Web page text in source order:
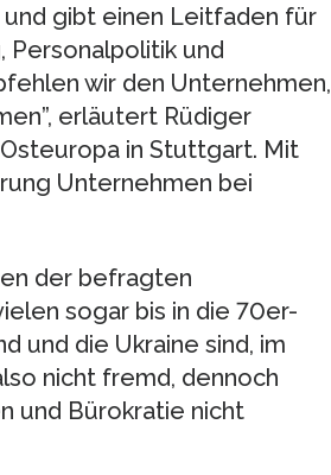
gibt einen Leitfaden für
Personalpolitik und
wir den Unternehmen,
erläutert Rüdiger
in Stuttgart. Mit
Unternehmen bei
der befragten
sogar bis in die 70er-
und die Ukraine sind, im
nicht fremd, dennoch
und Bürokratie nicht